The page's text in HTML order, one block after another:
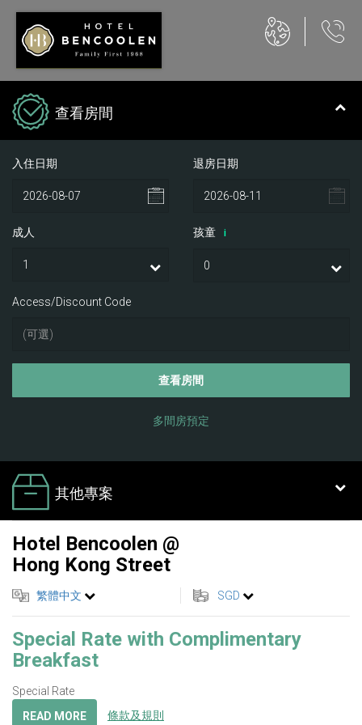
查看房間
入住日期 退房日期
成人 孩童 i
Access/Discount Code
查看房間
多間房預定
其他專案
Hotel Bencoolen @
Hong Kong Street
繁體中文 SGD
Special Rate with Complimentary
Breakfast
Special Rate
READ MORE
條款及規則